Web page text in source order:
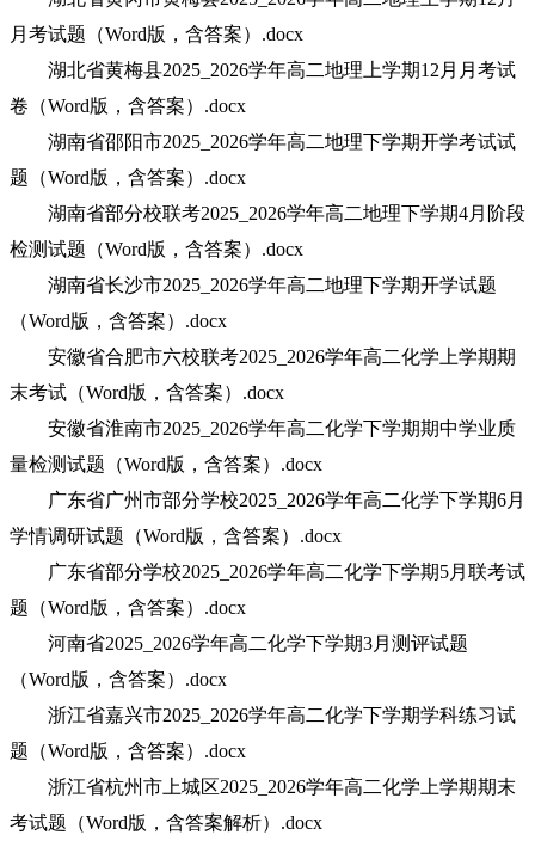
月考试题（Word版，含答案）.docx
湖北省黄梅县2025_2026学年高二地理上学期12月月考试
卷（Word版，含答案）.docx
湖南省邵阳市2025_2026学年高二地理下学期开学考试试
题（Word版，含答案）.docx
湖南省部分校联考2025_2026学年高二地理下学期4月阶段
检测试题（Word版，含答案）.docx
湖南省长沙市2025_2026学年高二地理下学期开学试题
（Word版，含答案）.docx
安徽省合肥市六校联考2025_2026学年高二化学上学期期
末考试（Word版，含答案）.docx
安徽省淮南市2025_2026学年高二化学下学期期中学业质
量检测试题（Word版，含答案）.docx
广东省广州市部分学校2025_2026学年高二化学下学期6月
学情调研试题（Word版，含答案）.docx
广东省部分学校2025_2026学年高二化学下学期5月联考试
题（Word版，含答案）.docx
河南省2025_2026学年高二化学下学期3月测评试题
（Word版，含答案）.docx
浙江省嘉兴市2025_2026学年高二化学下学期学科练习试
题（Word版，含答案）.docx
浙江省杭州市上城区2025_2026学年高二化学上学期期末
考试题（Word版，含答案解析）.docx